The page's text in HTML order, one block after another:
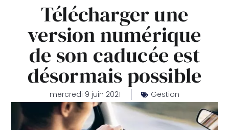
Télécharger une
version numérique
de son caducée est
désormais possible
mercredi 9 juin 2021 Gestion